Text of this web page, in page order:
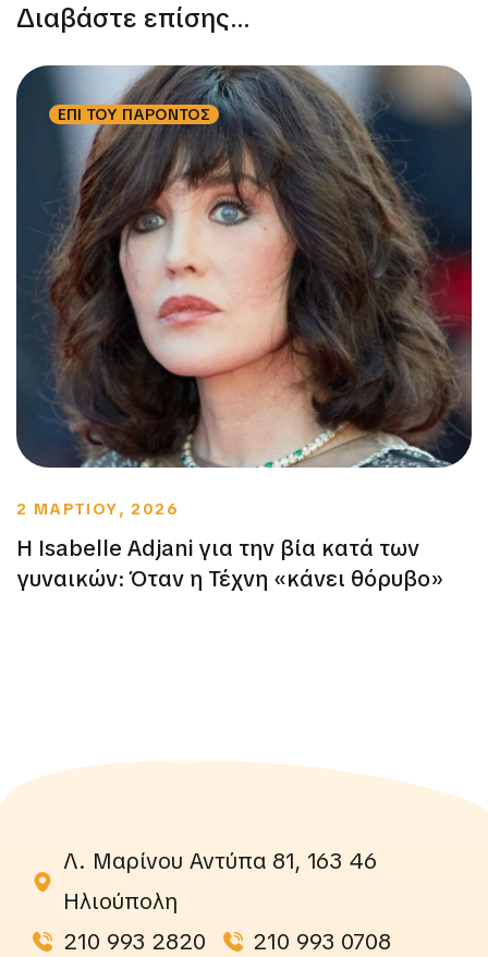
Διαβάστε επίσης...
ΕΠΙ ΤΟΥ ΠΑΡΟΝΤΟΣ
2 ΜΑΡΤΙΟΥ, 2026
Η Isabelle Adjani για την βία κατά των
γυναικών: Όταν η Τέχνη «κάνει θόρυβο»
Λ. Μαρίνου Αντύπα 81, 163 46
Ηλιούπολη
210 993 2820
210 993 0708